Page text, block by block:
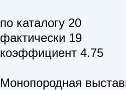
по каталогу 20
фактически 19
коэффициент 4.75
Монопородная